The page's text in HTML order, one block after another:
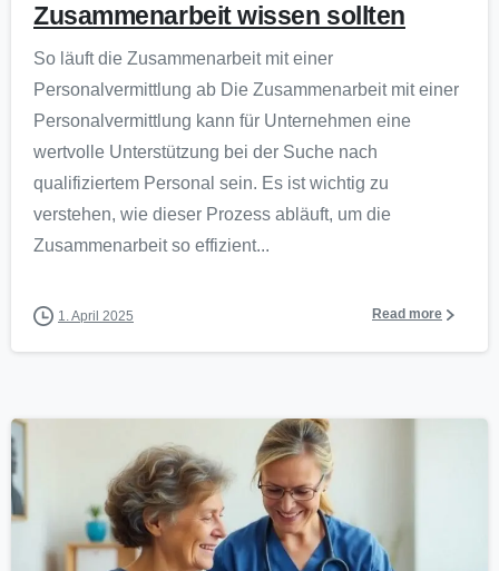
Zusammenarbeit wissen sollten
So läuft die Zusammenarbeit mit einer
Personalvermittlung ab Die Zusammenarbeit mit einer
Personalvermittlung kann für Unternehmen eine
wertvolle Unterstützung bei der Suche nach
qualifiziertem Personal sein. Es ist wichtig zu
verstehen, wie dieser Prozess abläuft, um die
Zusammenarbeit so effizient...
1. April 2025 Read more